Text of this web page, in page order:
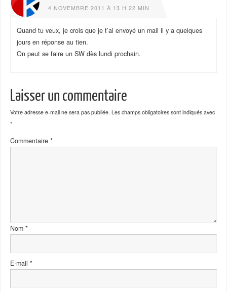
4 NOVEMBRE 2011 À 13 H 22 MIN
Quand tu veux, je crois que je t’ai envoyé un mail il y a quelques
jours en réponse au tien.
On peut se faire un SW dès lundi prochain.
Laisser un commentaire
Votre adresse e-mail ne sera pas publiée. Les champs obligatoires sont indiqués avec
*
Commentaire *
Nom *
E-mail *